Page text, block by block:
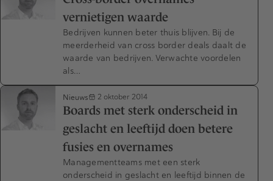
vernietigen waarde
Bedrijven kunnen beter thuis blijven. Bij de
meerderheid van cross border deals daalt de
waarde van bedrijven. Verwachte voordelen
als…
Nieuws 2 oktober 2014
Boards met sterk onderscheid in
geslacht en leeftijd doen betere
fusies en overnames
Managementteams met een sterk
onderscheid in geslacht en leeftijd binnen de